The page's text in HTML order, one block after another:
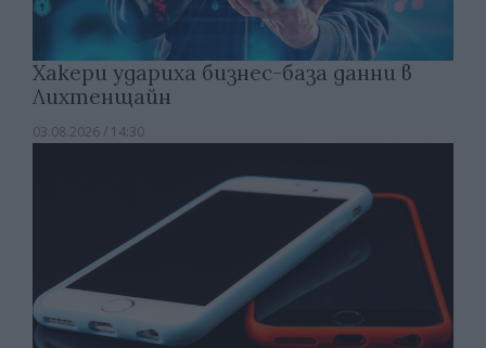
Хакери удариха бизнес-база данни в
Лихтенщайн
03.08.2026 / 14:30